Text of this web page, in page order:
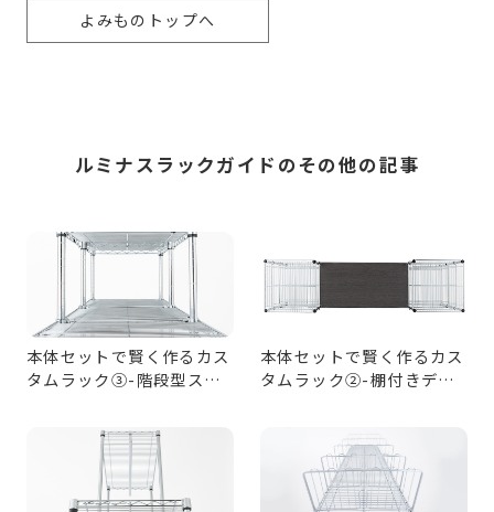
よみものトップへ
ルミナスラックガイドのその他の記事
本体セットで賢く作るカス
タムラック③-階段型ステ
本体セットで賢く作るカス
タムラック②-棚付きデス